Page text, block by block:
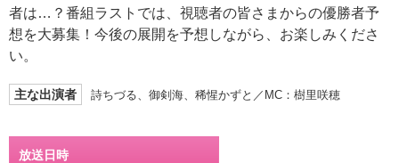
者は…？番組ラストでは、視聴者の皆さまからの優勝者予
想を大募集！今後の展開を予想しながら、お楽しみくださ
い。
主な出演者 詩ちづる、御剣海、稀惺かずと／MC：樹里咲穂
放送日時